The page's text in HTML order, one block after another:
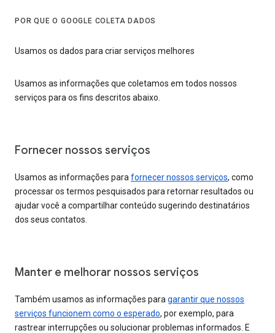
POR QUE O GOOGLE COLETA DADOS
Usamos os dados para criar serviços melhores
Usamos as informações que coletamos em todos nossos
serviços para os fins descritos abaixo.
Fornecer nossos serviços
Usamos as informações para fornecer nossos serviços, como
processar os termos pesquisados para retornar resultados ou
ajudar você a compartilhar conteúdo sugerindo destinatários
dos seus contatos.
Manter e melhorar nossos serviços
Também usamos as informações para garantir que nossos
serviços funcionem como o esperado, por exemplo, para
rastrear interrupções ou solucionar problemas informados. E